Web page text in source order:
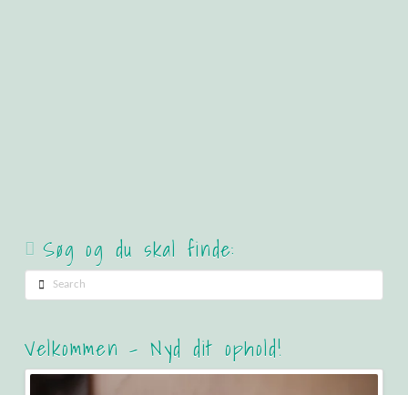
Søg og du skal finde:
Search
Velkommen – Nyd dit ophold!